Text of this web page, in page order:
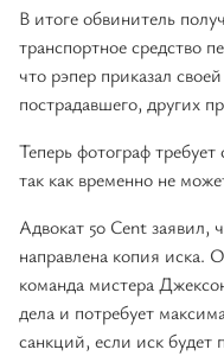
В итоге обвинитель
транспортное средство
что рэпер приказал
пострадавшего, других
Теперь фотограф
так как временно не
Адвокат 50 Cent заявил,
направлена копия иска.
команда мистера
дела и потребует
санкций, если иск будет